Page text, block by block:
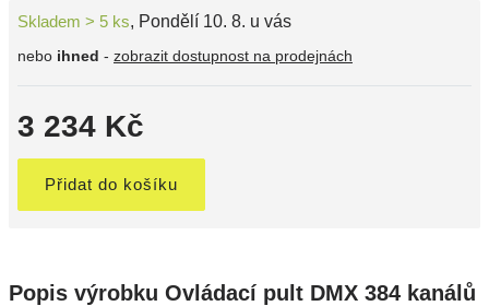
Skladem > 5 ks, Pondělí 10. 8. u vás
nebo ihned - zobrazit dostupnost na prodejnách
3 234 Kč
Přidat do košíku
Popis výrobku Ovládací pult DMX 384 kanálů